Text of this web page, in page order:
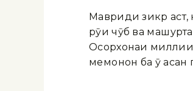
Мавриди зикр аст,
рӯи чӯб ва
Осорхонаи миллии
меҳмонон ба ӯ